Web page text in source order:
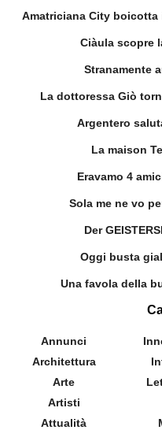
Amatriciana City boicotta
Ciàula scopre
Stranamente
La dottoressa Giò
Argentero
La maison
Eravamo 4
Sola me ne vo
Der
Oggi busta
Una favola della
Annunci
Architettura
Arte
Artisti
Attualità